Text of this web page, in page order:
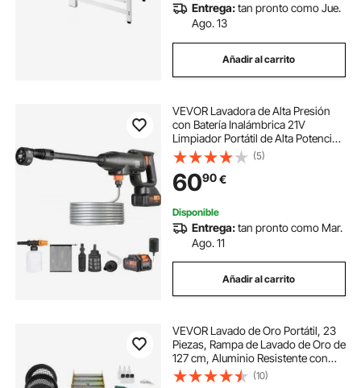
Entrega:tan pronto como Jue.
Ago. 13
Añadir al carrito
VEVOR Lavadora de Alta Presión
con Batería Inalámbrica 21V
Limpiador Portátil de Alta Potencia
580PSI 50bar Lavadora Eléctrica
4L/min Cargador de Batería de
4,0Ah para Limpieza de Patio,
Jardín, Coche
(5)
6090€
Disponible
Entrega:tan pronto como Mar.
Ago. 11
Añadir al carrito
VEVOR Lavado de Oro Portátil, 23
Piezas, Rampa de Lavado de Oro de
127 cm, Aluminio Resistente con
Marco, Tamiz, Pipetas, Pala y Bolsa
de Transporte para Minero,
(10)